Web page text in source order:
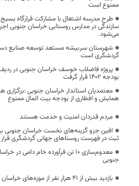
ممنوع است
طرح مدرسه اشتغال با مشارکت قرارگاه بسیج
سازندگی در مدارس روستایی خراسان جنوبی
می‌شود.
شهرستان سربیشه مستعد توسعه صنایع
گردشگری است
پروژه فاضلاب خوسف خراسان جنوبی در
بودجه ۱۴۰۲ قرار گرفت
معتمدیان استاندار خراسان جنوبی :برگزاری
همایش و افطاری از بودجه بیت المال ممنوع
مردم قدردان امنیت و خدمت هستند
افین جزو گزینه‌های نخست خراسان جنوبی
ثبت در فهرست روستاهای جهانی گردشگری قرار
معدوم‌سازی 10 تن فرآورده خام دامی در
جنوبی
بازدید بیش از ۴۱ هزار نفر از موزه‌های خراسان جنوبی